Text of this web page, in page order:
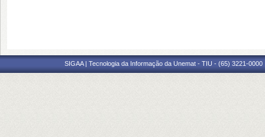
SIGAA | Tecnologia da Informação da Unemat - TIU - (65) 3221-